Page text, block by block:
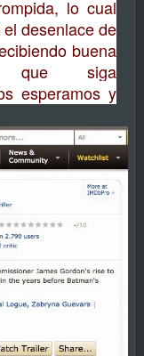
lo cual
desenlace de
buena
que siga
esperamos y